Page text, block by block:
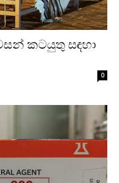
කටයුතු සඳහා
0